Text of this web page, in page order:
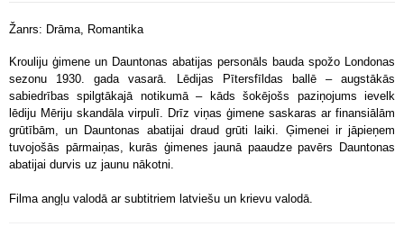
Žanrs: Drāma, Romantika
Krouliju ģimene un Dauntonas abatijas personāls bauda spožo Londonas
sezonu 1930. gada vasarā. Lēdijas Pītersfīldas ballē – augstākās
sabiedrības spilgtākajā notikumā – kāds šokējošs paziņojums ievelk
lēdiju Mēriju skandāla virpulī. Drīz viņas ģimene saskaras ar finansiālām
grūtībām, un Dauntonas abatijai draud grūti laiki. Ģimenei ir jāpieņem
tuvojošās pārmaiņas, kurās ģimenes jaunā paaudze pavērs Dauntonas
abatijai durvis uz jaunu nākotni.
Filma angļu valodā ar subtitriem latviešu un krievu valodā.